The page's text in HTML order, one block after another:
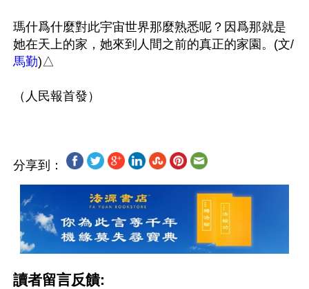
瑪什爲什麼對此宇宙世界那麼熟悉呢？因爲那就是
她在天上的家，她來到人間之前的真正的家園。(文/
馬勤)△
分享到：
讀者留言反饋: